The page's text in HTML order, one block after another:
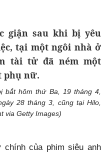
giận sau khi bị yêu
tại một ngôi nhà ở
tài tử đã ném một
phụ nữ.
bắt hôm thứ Ba, 19 tháng 4,
28 tháng 3, cũng tại Hilo,
via Getty Images)
của phim siêu anh